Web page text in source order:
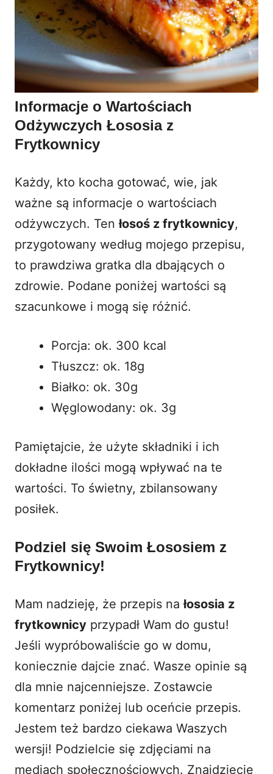
Informacje o Wartościach
Odżywczych Łososia z
Frytkownicy
Każdy, kto kocha gotować, wie, jak
ważne są informacje o wartościach
odżywczych. Tenłosoś z frytkownicy,
przygotowany według mojego przepisu,
to prawdziwa gratka dla dbających o
zdrowie. Podane poniżej wartości są
szacunkowe i mogą się różnić.
Porcja: ok. 300 kcal
Tłuszcz: ok. 18g
Białko: ok. 30g
Węglowodany: ok. 3g
Pamiętajcie, że użyte składniki i ich
dokładne ilości mogą wpływać na te
wartości. To świetny, zbilansowany
posiłek.
Podziel się Swoim Łososiem z
Frytkownicy!
Mam nadzieję, że przepis nałososia z
frytkownicy przypadł Wam do gustu!
Jeśli wypróbowaliście go w domu,
koniecznie dajcie znać. Wasze opinie są
dla mnie najcenniejsze. Zostawcie
komentarz poniżej lub oceńcie przepis.
Jestem też bardzo ciekawa Waszych
wersji! Podzielcie się zdjęciami na
mediach społecznościowych. Znajdziecie